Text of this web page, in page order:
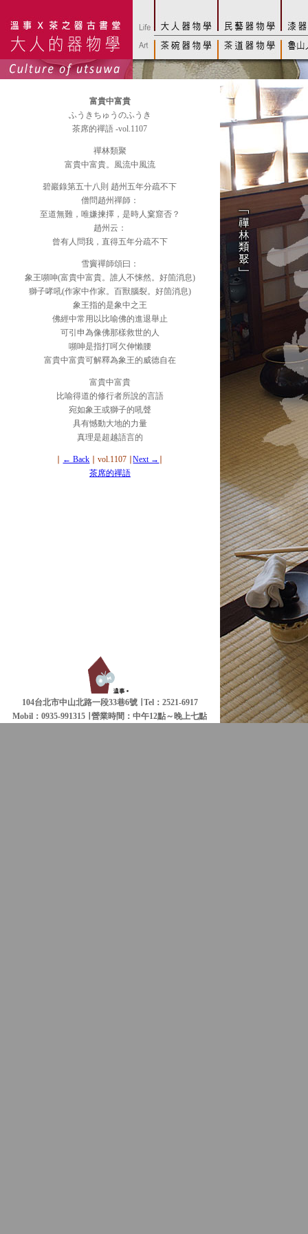
富貴中富貴
ふうきちゅうのふうき
茶席的禪語 -vol.1107
禪林類聚
富貴中富貴。風流中風流
碧巖錄第五十八則 趙州五年分疏不下
僧問趙州禪師：
至道無難，唯嫌揀擇，是時人窠窟否？
趙州云：
曾有人問我，直得五年分疏不下
雪竇禪師頌曰：
象王嚬呻(富貴中富貴。誰人不悚然。好箇消息)
獅子哮吼(作家中作家。百獸腦裂。好箇消息)
象王指的是象中之王
佛經中常用以比喻佛的進退舉止
可引申為像佛那樣救世的人
嚬呻是指打呵欠伸懶腰
富貴中富貴可解釋為象王的威德自在
富貴中富貴
比喻得道的修行者所說的言語
宛如象王或獅子的吼聲
具有憾動大地的力量
真理是超越語言的
← Back ∣ vol.1107 ∣Next →
茶席的禪語
104台北市中山北路一段33巷6號 ∣ Tel：2521-6917
Mobil：0935-991315 ∣
營業時間：中午12點～晚上七點